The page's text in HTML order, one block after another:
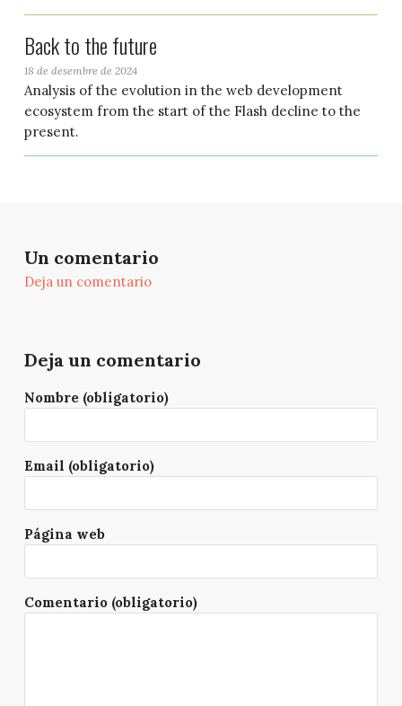
Back to the future
18 de desembre de 2024
Analysis of the evolution in the web development
ecosystem from the start of the Flash decline to the
present.
Un comentario
Deja un comentario
Deja un comentario
Nombre (obligatorio)
Email (obligatorio)
Página web
Comentario (obligatorio)